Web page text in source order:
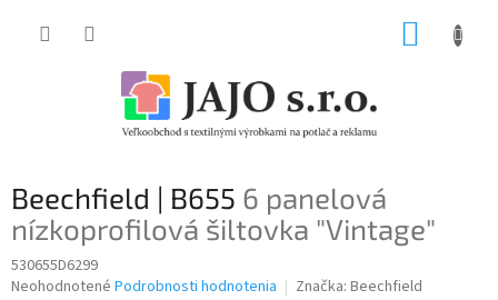
Beechfield | B655 6 panelová
nízkoprofilová šiltovka "Vintage"
530655D6299
Priemerné
Neohodnotené Podrobnosti hodnotenia Značka: Beechfield